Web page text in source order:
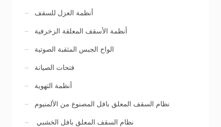
أنظمة العزل للسقف
أنظمة الأسقف المعلقة الزخرفية
الواح الجبس المثقبة الصوتية
فتحات الصيانة
أنظمة التهوية
نظام السقف المعلق بافل المصنوع من الألمنيوم
نظام السقف المعلق بافل الخشبي